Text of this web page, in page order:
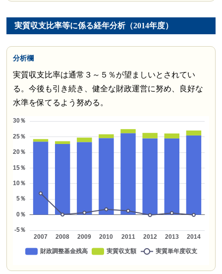
実質収支比率等に係る経年分析（2014年度）
分析欄
実質収支比率は通常３～５％が望ましいとされてい
る。今後も引き続き、健全な財政運営に努め、良好な
水準を保てるよう努める。